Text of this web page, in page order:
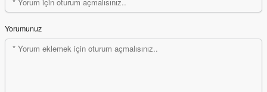
Yorumunuz